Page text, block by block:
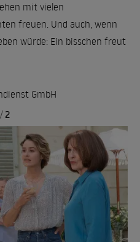
mit vielen
freuen. Und auch, wenn
würde: Ein bisschen freut
GmbH
/ 2